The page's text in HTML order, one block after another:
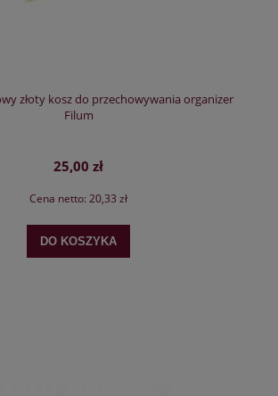
złoty kosz do przechowywania organizer
Filum
25,00 zł
Cena netto: 20,33 zł
DO KOSZYKA